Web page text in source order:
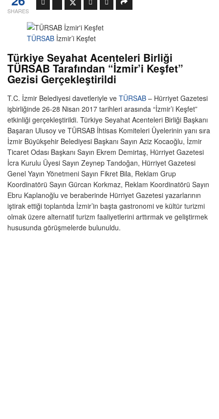
SHARES
TÜRSAB İzmir’i Keşfet
Türkiye Seyahat Acenteleri Birliği
TÜRSAB Tarafından “İzmir’i Keşfet”
Gezisi Gerçekleştirildi
T.C. İzmir Belediyesi davetleriyle ve TÜRSAB – Hürriyet Gazetesi
işbirliğinde 26-28 Nisan 2017 tarihleri arasında “İzmir’i Keşfet”
etkinliği gerçekleştirildi. Türkiye Seyahat Acenteleri Birliği Başkanı
Başaran Ulusoy ve TÜRSAB İhtisas Komiteleri Üyelerinin yanı sıra
İzmir Büyükşehir Belediyesi Başkanı Sayın Aziz Kocaoğlu, İzmir
Ticaret Odası Başkanı Sayın Ekrem Demirtaş, Hürriyet Gazetesi
İcra Kurulu Üyesi Sayın Zeynep Tandoğan, Hürriyet Gazetesi
Genel Yayın Yönetmeni Sayın Fikret Bila, Reklam Grup
Koordinatörü Sayın Gürcan Korkmaz, Reklam Koordinatörü Sayın
Ebru Kaplanoğlu ve beraberinde Hürriyet Gazetesi yazarlarının
iştirak ettiği toplantıda İzmir’in başta gastronomi ve kültür turizmi
olmak üzere alternatif turizm faaliyetlerini arttırmak ve geliştirmek
hususunda görüşmelerde bulunuldu.